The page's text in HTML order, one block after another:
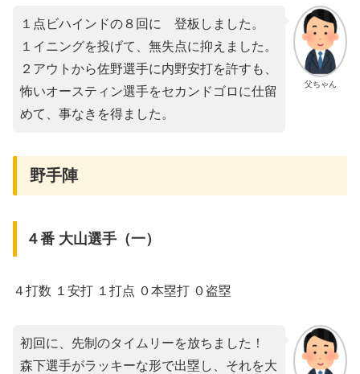
父ちゃん
１点ビハインドの８回に゙登板しました。
１イニングを投げて、無失点に抑えました。
２アウトから佐野選手に内野安打を許すも、
怖いオースティン選手をセカンドゴロに仕留
めて、事なきを得ました。
野手陣
４番 大山選手（一）
４打数 １安打 １打点 ０本塁打 ０盗塁
初回に、先制のタイムリーを放ちました！
森下選手がラッキーな形で出塁し、それを大